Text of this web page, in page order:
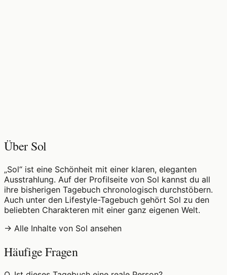
Über Sol
„Sol“ ist eine Schönheit mit einer klaren, eleganten
Ausstrahlung. Auf der Profilseite von Sol kannst du all
ihre bisherigen Tagebuch chronologisch durchstöbern.
Auch unter den Lifestyle-Tagebuch gehört Sol zu den
beliebten Charakteren mit einer ganz eigenen Welt.
→ Alle Inhalte von Sol ansehen
Häufige Fragen